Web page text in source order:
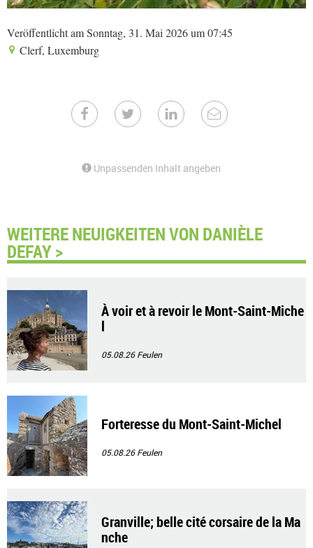
Veröffentlicht am Sonntag, 31. Mai 2026 um 07:45
Clerf, Luxemburg
Unpassenden Inhalt angeben
WEITERE NEUIGKEITEN VON DANIÈLE
DEFAY >
À voir et à revoir le Mont-Saint-Miche
l
05.08.26Feulen
Forteresse du Mont-Saint-Michel
05.08.26Feulen
Granville; belle cité corsaire de la Ma
nche